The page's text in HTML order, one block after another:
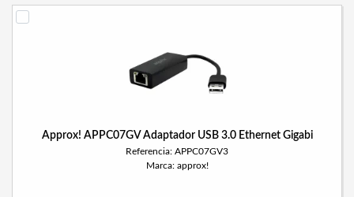
Approx! APPC07GV Adaptador USB 3.0 Ethernet Gigabi
Referencia: APPC07GV3
Marca: approx!